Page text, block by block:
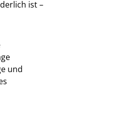
ist –
und